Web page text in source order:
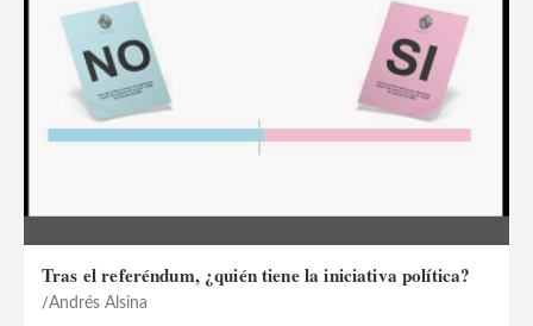
Tras el referéndum, ¿quién tiene la iniciativa política?
Andrés Alsina